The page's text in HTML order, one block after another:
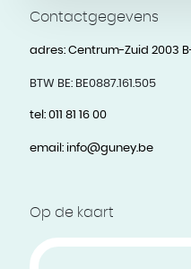
Contactgegevens
adres: Centrum-Zuid 2003
BTW BE: BE0887.161.505
tel: 011 81 16 00
email: info@guney.be
Op de kaart